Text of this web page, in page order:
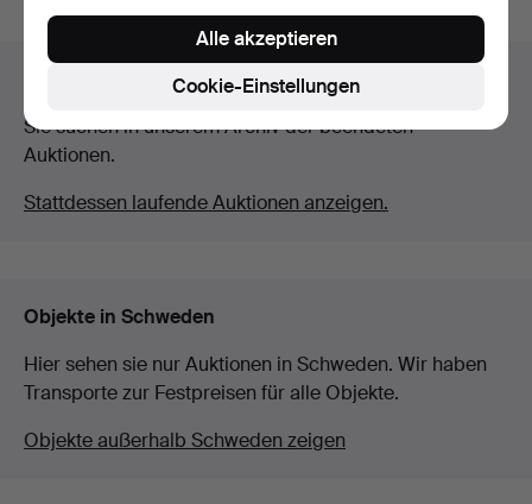
Sie suchen in unserem Archiv der beendeten
Auktionen.
Stattdessen laufende Auktionen anzeigen.
Objekte in Schweden
Hier sehen sie nur Auktionen in Schweden. Wir haben
Transporte zur Festpreisen für alle Objekte.
Objekte außerhalb Schweden zeigen
Cookie-Einstellungen
Alle akzeptieren